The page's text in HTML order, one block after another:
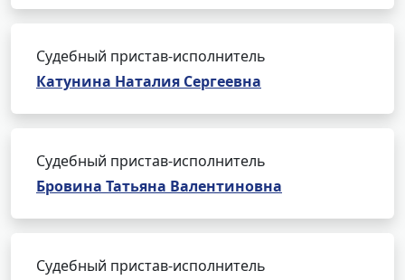
Судебный пристав-исполнитель
Катунина Наталия Сергеевна
Судебный пристав-исполнитель
Бровина Татьяна Валентиновна
Судебный пристав-исполнитель